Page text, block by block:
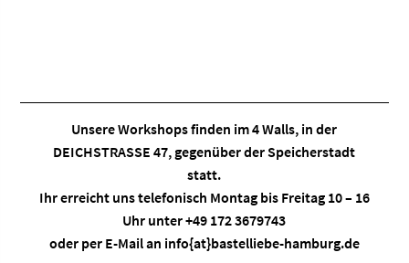
Unsere Workshops finden im4 Walls, in der
DEICHSTRASSE 47, gegenüber der Speicherstadt
statt.
Ihr erreicht uns telefonisch Montag bis Freitag 10 – 16
Uhr unter +49 172 3679743
oder per E-Mail an info{at}bastelliebe-hamburg.de